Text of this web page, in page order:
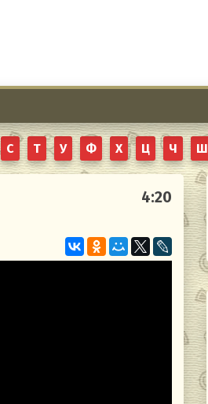
С Т У Ф Х Ц Ч Ш
4:20